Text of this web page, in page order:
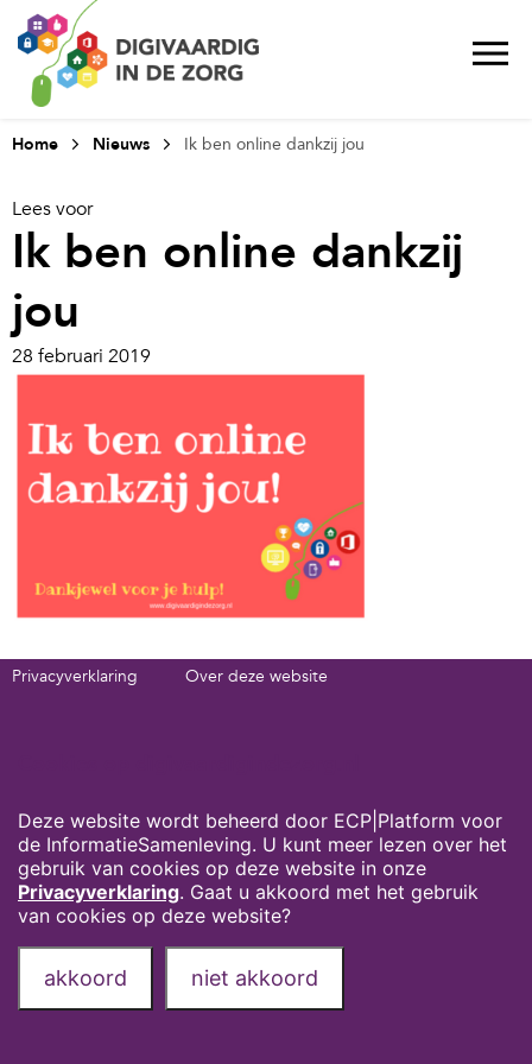
Home Nieuws Ik ben online dankzij jou
Lees voor
Ik ben online dankzij
jou
28 februari 2019
Privacyverklaring
Over deze website
Deze website wordt beheerd door ECP|Platform voor
de InformatieSamenleving. U kunt meer lezen over het
gebruik van cookies op deze website in onze
Privacyverklaring. Gaat u akkoord met het gebruik
van cookies op deze website?
akkoord niet akkoord